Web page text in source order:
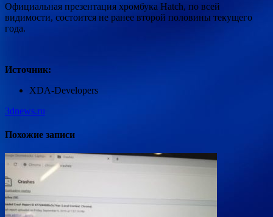
Официальная презентация хромбука Hatch, по всей
видимости, состоится не ранее второй половины текущего
года.
Источник:
XDA-Developers
3dnews.ru
Похожие записи